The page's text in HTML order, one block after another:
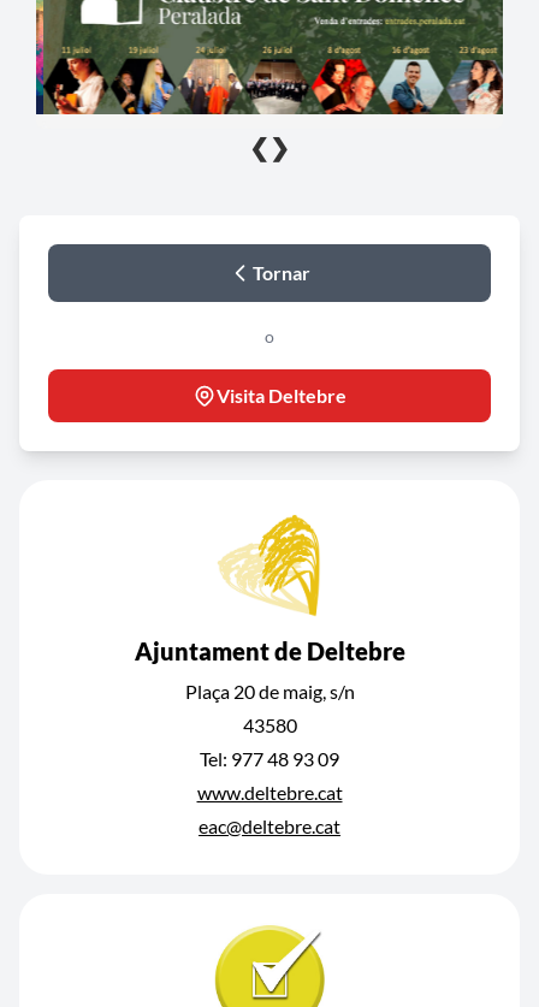
❮ ❯
Tornar
o
Visita Deltebre
Ajuntament de Deltebre
Plaça 20 de maig, s/n
43580
Tel: 977 48 93 09
www.deltebre.cat
eac@deltebre.cat